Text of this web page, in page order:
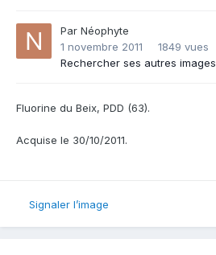
Par Néophyte
1 novembre 2011
1849 vues
Rechercher ses autres images
Fluorine du Beix, PDD (63).
Acquise le 30/10/2011.
Signaler l’image